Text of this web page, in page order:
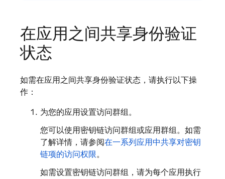
在应用之间共享身份验证
状态
如需在应用之间共享身份验证状态，请执行以下操
作：
为您的应用设置访问群组。
您可以使用密钥链访问群组或应用群组。如需
了解详情，请参阅在一系列应用中共享对密钥
链项的访问权限。
如需设置密钥链访问群组，请为每个应用执行